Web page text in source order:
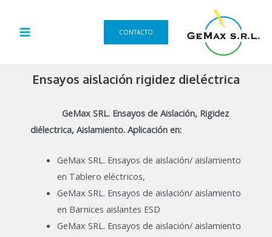
contenidoMENU
CONTACTO
Ensayos aislación rigidez dieléctrica
GeMax SRL. Ensayos de Aislación, Rigidez
diélectrica, Aislamiento. Aplicación en:
GeMax SRL. Ensayos de aislación/ aislamiento
en Tablero eléctricos,
GeMax SRL. Ensayos de aislación/ aislamiento
en Barnices aislantes ESD
GeMax SRL. Ensayos de aislación/ aislamiento